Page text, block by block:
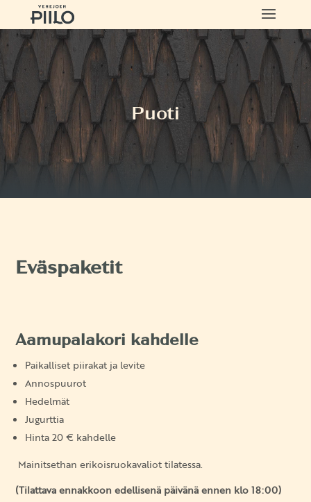
Puoti
Eväspaketit
Aamupalakori kahdelle
Paikalliset piirakat ja levite
Annospuurot
Hedelmät
Jugurttia
Hinta 20 € kahdelle
Mainitsethan erikoisruokavaliot tilatessa.
(Tilattava ennakkoon edellisenä päivänä ennen klo 18:00)